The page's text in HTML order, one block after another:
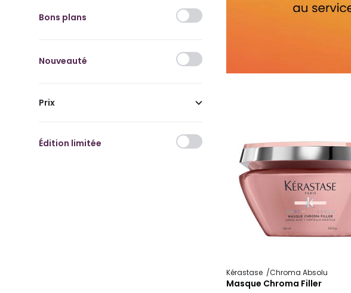
Bons plans
Nouveauté
Prix
Édition limitée
Kérastase Chroma Absolu
Masque Chroma Filler